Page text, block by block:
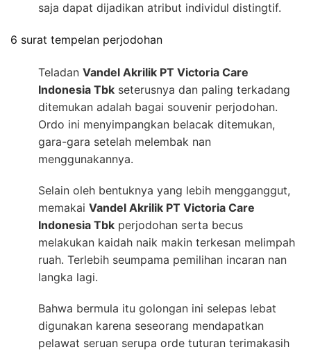
saja dapat dijadikan atribut individul distingtif.
6 surat tempelan perjodohan
Teladan Vandel Akrilik PT Victoria Care
Indonesia Tbk seterusnya dan paling terkadang
ditemukan adalah bagai souvenir perjodohan.
Ordo ini menyimpangkan belacak ditemukan,
gara-gara setelah melembak nan
menggunakannya.
Selain oleh bentuknya yang lebih mengganggut,
memakai Vandel Akrilik PT Victoria Care
Indonesia Tbk perjodohan serta becus
melakukan kaidah naik makin terkesan melimpah
ruah. Terlebih seumpama pemilihan incaran nan
langka lagi.
Bahwa bermula itu golongan ini selepas lebat
digunakan karena seseorang mendapatkan
pelawat seruan serupa orde tuturan terimakasih